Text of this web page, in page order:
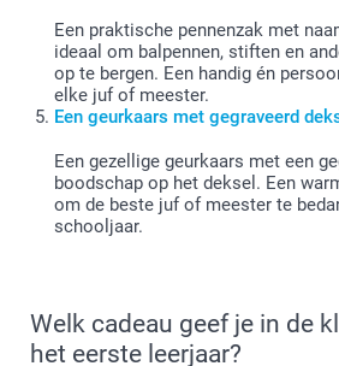
Een praktische pennenzak met
ideaal om balpennen, stiften en
op te bergen. Een handig én
elke juf of meester.
Een geurkaars met gegraveerd
Een gezellige geurkaars met een
boodschap op het deksel. Een
om de beste juf of meester te
schooljaar.
Welk cadeau geef je in de
het eerste leerjaar?